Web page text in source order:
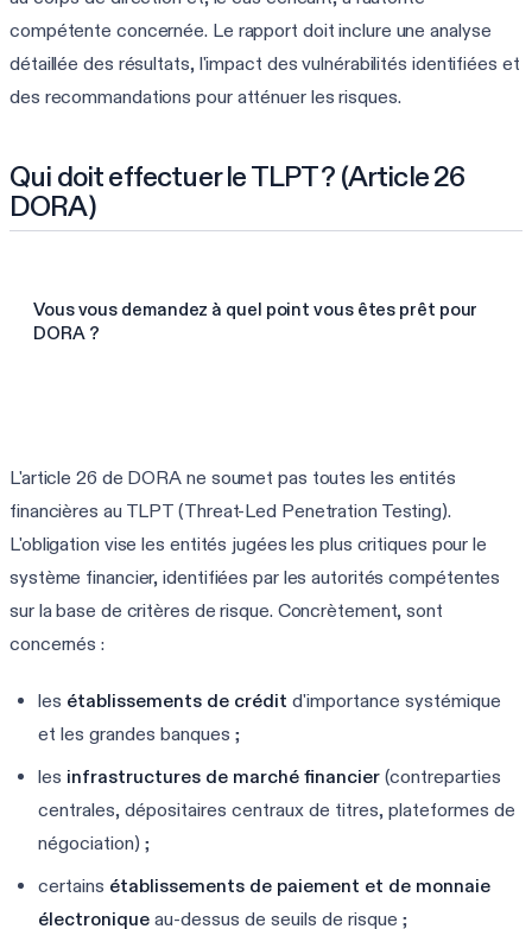
compétente concernée. Le rapport doit inclure une analyse
détaillée des résultats, l'impact des vulnérabilités identifiées et
des recommandations pour atténuer les risques.
Qui doit effectuer le TLPT ? (Article 26
DORA)
Vous vous demandez à quel point vous êtes prêt pour
DORA ?
L'article 26 de DORA ne soumet pas toutes les entités
financières au TLPT (Threat-Led Penetration Testing).
L'obligation vise les entités jugées les plus critiques pour le
système financier, identifiées par les autorités compétentes
sur la base de critères de risque. Concrètement, sont
concernés :
les établissements de crédit d'importance systémique
et les grandes banques ;
les infrastructures de marché financier (contreparties
centrales, dépositaires centraux de titres, plateformes de
négociation) ;
certains établissements de paiement et de monnaie
électronique au-dessus de seuils de risque ;